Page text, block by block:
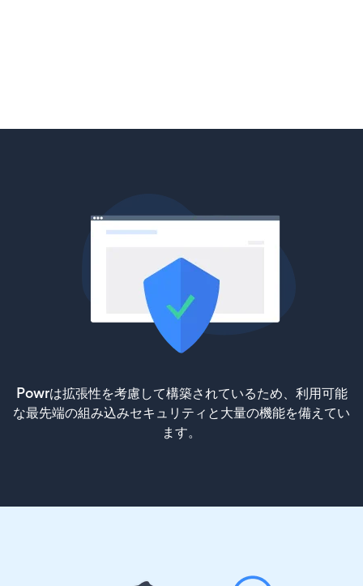
Powrは拡張性を考慮して構築されているため、利用可能
な最先端の組み込みセキュリティと大量の機能を備えてい
ます。